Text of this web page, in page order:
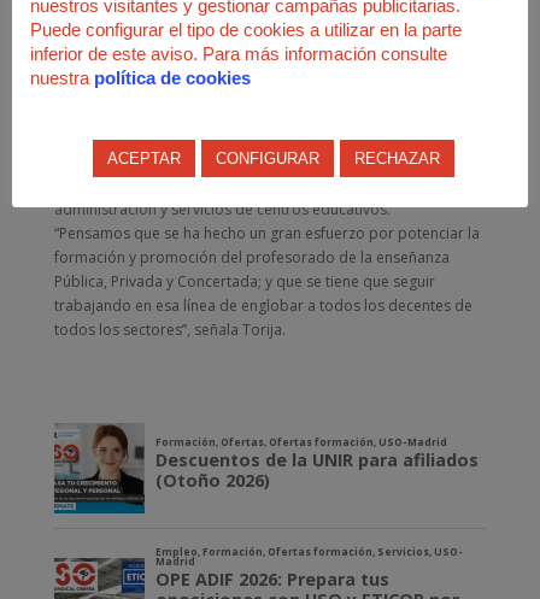
Desde FEUSO-Madrid agradecemos a la Consejería de
Educación su disposición al consenso para mejorar la
Educación de la Comunidad de Madrid, y reclamamos que se
tengan en cuenta a todos los agentes y sectores de la
y completar el acuerdo, como ya lo hicimos con nuestras
propuestas (ver enlace). Unas ideas que surgen de las
administración y servicios de centros educativos.
“Pensamos que se ha hecho un gran esfuerzo por potenciar la
formación y promoción del profesorado de la enseñanza
Pública, Privada y Concertada; y que se tiene que seguir
trabajando en esa línea de englobar a todos los decentes de
todos los sectores”, señala Torija.
nuestros visitantes y gestionar campañas publicitarias.
Puede configurar el tipo de cookies a utilizar en la parte
inferior de este aviso. Para más información consulte
nuestra política de cookies
ACEPTAR CONFIGURAR RECHAZAR